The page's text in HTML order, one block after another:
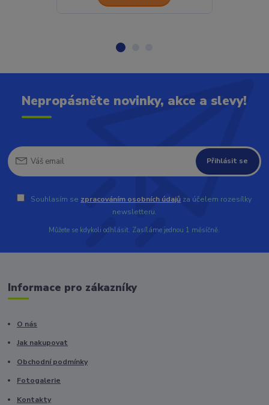
Nepropásněte novinky, akce a slevy!
Přihlásit se
Souhlasím se zpracováním osobních údajů za účelem rozesílky
newsletteru.
Můžete se kdykoli odhlásit. Zasíláme jednou 1 měsíčně.
Informace pro zákazníky
O nás
Jak nakupovat
Obchodní podmínky
Fotogalerie
Kontakty